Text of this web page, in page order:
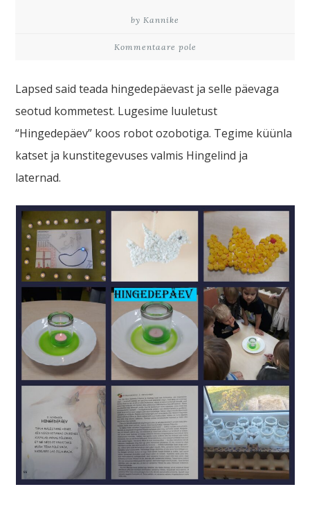
by Kannike
Kommentaare pole
Lapsed said teada hingedepäevast ja selle päevaga
seotud kommetest. Lugesime luuletust
“Hingedepäev” koos robot ozobotiga. Tegime küünla
katset ja kunstitegevuses valmis Hingelind ja
laternad.